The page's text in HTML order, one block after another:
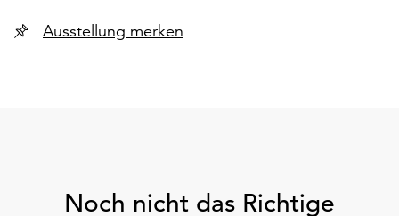
Ausstellung merken
Noch nicht das Richtige